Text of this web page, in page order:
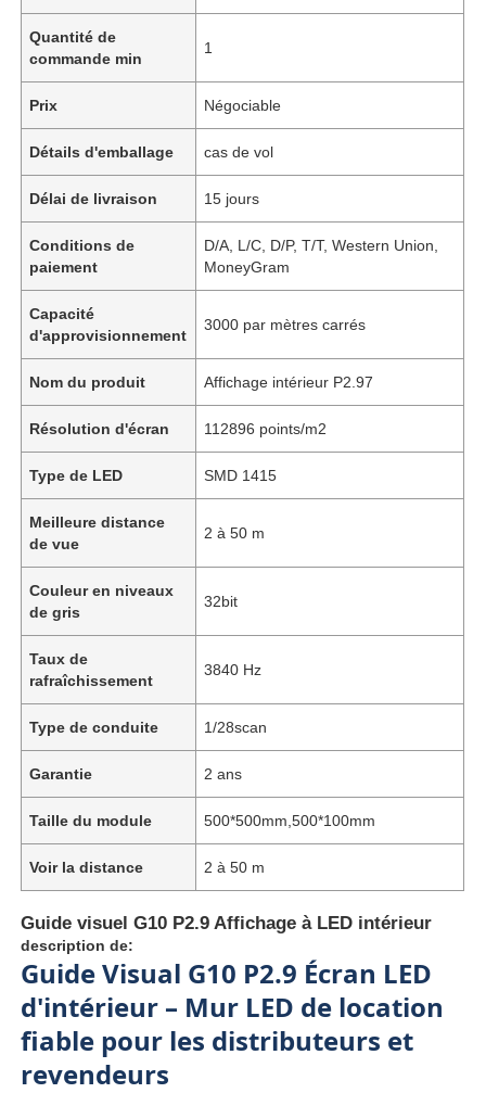
Quantité de
commande min
1
Prix Négociable
Détails d'emballage cas de vol
Délai de livraison 15 jours
Conditions de
paiement
D/A, L/C, D/P, T/T, Western Union,
MoneyGram
Capacité
d'approvisionnement
3000 par mètres carrés
Nom du produit Affichage intérieur P2.97
Résolution d'écran 112896 points/m2
Type de LED SMD 1415
Meilleure distance
de vue
2 à 50 m
Couleur en niveaux
de gris
32bit
Taux de
rafraîchissement
3840 Hz
Type de conduite 1/28scan
Garantie 2 ans
Taille du module 500*500mm,500*100mm
Voir la distance 2 à 50 m
Guide visuel G10 P2.9 Affichage à LED intérieur
description de:
Guide Visual G10 P2.9 Écran LED
d'intérieur – Mur LED de location
fiable pour les distributeurs et
revendeurs